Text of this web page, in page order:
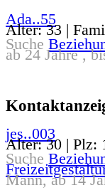
Ada..55
Alter: 33 |
Suche
ab 24 Jahre ,
jes..003
Alter: 30 | Plz:
Suche
Mann, ab 14